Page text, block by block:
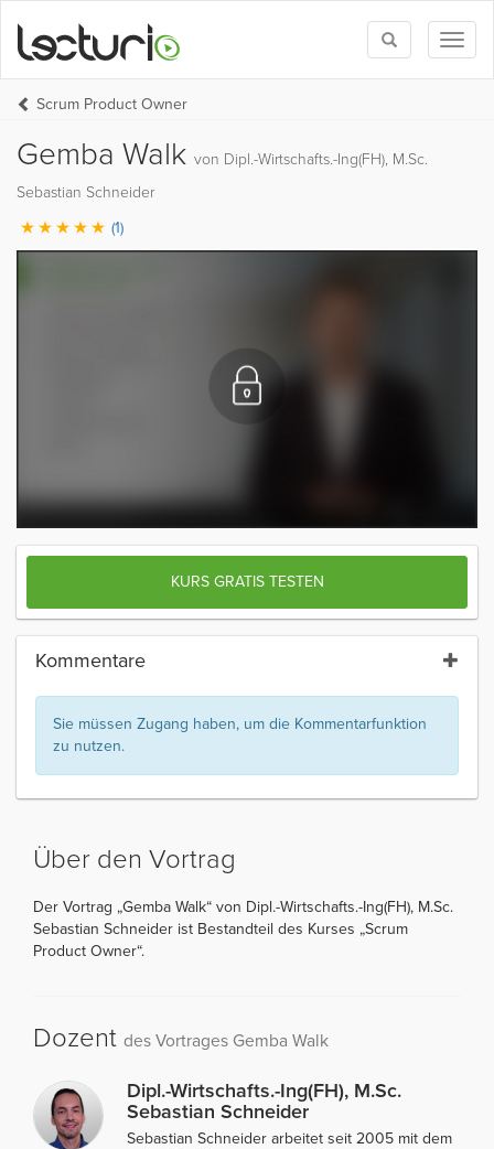
Toggle
search
Scrum Product Owner
Gemba Walk von Dipl.-Wirtschafts.-Ing(FH), M.Sc.
Sebastian Schneider
(1)
KURS GRATIS TESTEN
Kommentare
Sie müssen Zugang haben, um die Kommentarfunktion
zu nutzen.
Über den Vortrag
Der Vortrag „Gemba Walk“ von Dipl.-Wirtschafts.-Ing(FH), M.Sc.
Sebastian Schneider ist Bestandteil des Kurses „Scrum
Product Owner“.
Dozent des Vortrages Gemba Walk
Dipl.-Wirtschafts.-Ing(FH), M.Sc.
Sebastian Schneider
Sebastian Schneider arbeitet seit 2005 mit dem